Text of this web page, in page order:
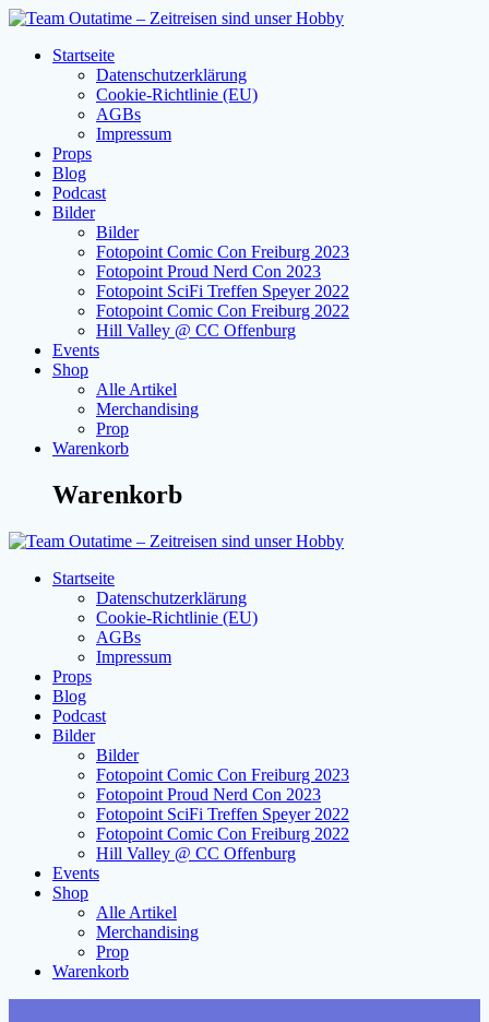
Zum
springenStartseite
Datenschutzerklärung
Cookie-Richtlinie (EU)
AGBs
Impressum
Props
Blog
Podcast
Bilder
Bilder
Fotopoint Comic Con Freiburg 2023
Fotopoint Proud Nerd Con 2023
Fotopoint SciFi Treffen Speyer 2022
Fotopoint Comic Con Freiburg 2022
Hill Valley @ CC Offenburg
Events
Shop
Alle Artikel
Merchandising
Prop
Warenkorb
Warenkorb
Startseite
Datenschutzerklärung
Cookie-Richtlinie (EU)
AGBs
Impressum
Props
Blog
Podcast
Bilder
Bilder
Fotopoint Comic Con Freiburg 2023
Fotopoint Proud Nerd Con 2023
Fotopoint SciFi Treffen Speyer 2022
Fotopoint Comic Con Freiburg 2022
Hill Valley @ CC Offenburg
Events
Shop
Alle Artikel
Merchandising
Prop
Warenkorb